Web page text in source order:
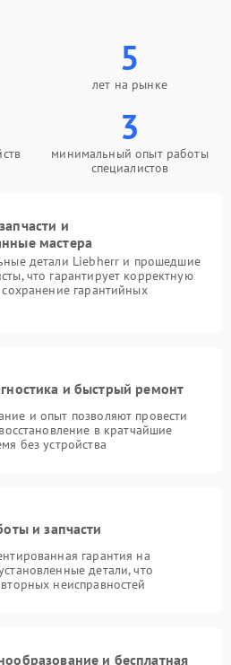
5
лет на рынке
3
минимальный опыт работы
специалистов
и
мастера
детали Liebherr и прошедшие
что гарантирует корректную
гарантийных
и быстрый ремонт
и опыт позволяют провести
в кратчайшие
без устройства
и запчасти
гарантия на
детали, что
неисправностей
и бесплатная